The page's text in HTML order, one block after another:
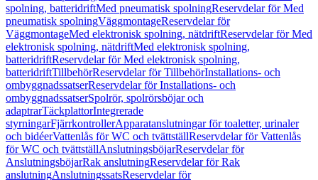
spolning, batteridriftMed pneumatisk spolningReservdelar för Med
pneumatisk spolningVäggmontageReservdelar för
VäggmontageMed elektronisk spolning, nätdriftReservdelar för Med
elektronisk spolning, nätdriftMed elektronisk spolning,
batteridriftReservdelar för Med elektronisk spolning,
batteridriftTillbehörReservdelar för TillbehörInstallations- och
ombyggnadssatserReservdelar för Installations- och
ombyggnadssatserSpolrör, spolrörsböjar och
adaptrarTäckplattorIntegrerade
styrningarFjärrkontrollerApparatanslutningar för toaletter, urinaler
och bidéerVattenlås för WC och tvättställReservdelar för Vattenlås
för WC och tvättställAnslutningsböjarReservdelar för
AnslutningsböjarRak anslutningReservdelar för Rak
anslutningAnslutningssatsReservdelar för